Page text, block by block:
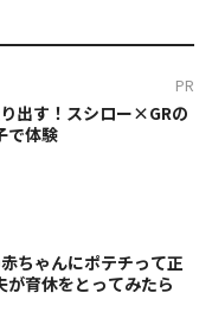
PR
り出す！スシロー×GRの
で体験
ちゃんにポテチって正
が育休をとってみたら